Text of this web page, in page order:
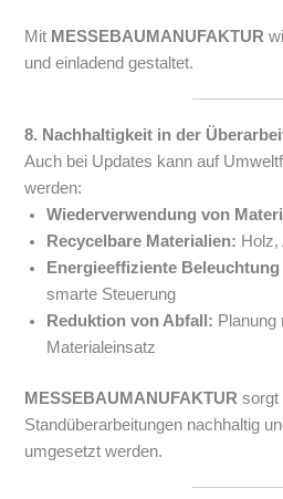
Mit MESSEBAUMANUFAKTUR
und einladend gestaltet.
8. Nachhaltigkeit in der
Auch bei Updates kann auf
werden:
Wiederverwendung von
Recycelbare Materialien: Holz,
Energieeffiziente
smarte Steuerung
Reduktion von Abfall: Planung
Materialeinsatz
MESSEBAUMANUFAKTUR sorgt
Standüberarbeitungen nachhaltig
umgesetzt werden.